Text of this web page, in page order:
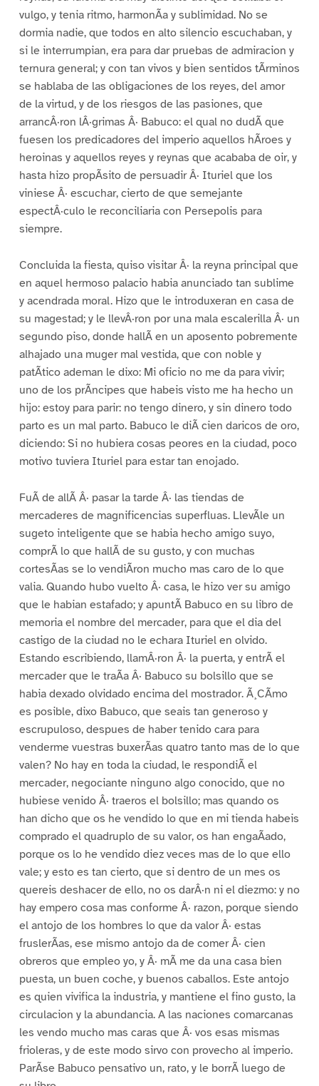
vulgo, y tenia ritmo, harmonÃa y sublimidad. No se
dormia nadie, que todos en alto silencio escuchaban, y
si le interrumpian, era para dar pruebas de admiracion y
ternura general; y con tan vivos y bien sentidos tÃrminos
se hablaba de las obligaciones de los reyes, del amor
de la virtud, y de los riesgos de las pasiones, que
arrancÂ·ron lÂ·grimas Â· Babuco: el qual no dudÃ que
fuesen los predicadores del imperio aquellos hÃroes y
heroinas y aquellos reyes y reynas que acababa de oir, y
hasta hizo propÃsito de persuadir Â· Ituriel que los
viniese Â· escuchar, cierto de que semejante
espectÂ·culo le reconciliaria con Persepolis para
siempre.
Concluida la fiesta, quiso visitar Â· la reyna principal que
en aquel hermoso palacio habia anunciado tan sublime
y acendrada moral. Hizo que le introduxeran en casa de
su magestad; y le llevÂ·ron por una mala escalerilla Â· un
segundo piso, donde hallÃ en un aposento pobremente
alhajado una muger mal vestida, que con noble y
patÃtico ademan le dixo: Mi oficio no me da para vivir;
uno de los prÃncipes que habeis visto me ha hecho un
hijo: estoy para parir: no tengo dinero, y sin dinero todo
parto es un mal parto. Babuco le diÃ cien daricos de oro,
diciendo: Si no hubiera cosas peores en la ciudad, poco
motivo tuviera Ituriel para estar tan enojado.
FuÃ de allÃ Â· pasar la tarde Â· las tiendas de
mercaderes de magnificencias superfluas. LlevÃle un
sugeto inteligente que se habia hecho amigo suyo,
comprÃ lo que hallÃ de su gusto, y con muchas
cortesÃas se lo vendiÃron mucho mas caro de lo que
valia. Quando hubo vuelto Â· casa, le hizo ver su amigo
que le habian estafado; y apuntÃ Babuco en su libro de
memoria el nombre del mercader, para que el dia del
castigo de la ciudad no le echara Ituriel en olvido.
Estando escribiendo, llamÂ·ron Â· la puerta, y entrÃ el
mercader que le traÃa Â· Babuco su bolsillo que se
habia dexado olvidado encima del mostrador. Ã¸CÃmo
es posible, dixo Babuco, que seais tan generoso y
escrupuloso, despues de haber tenido cara para
venderme vuestras buxerÃas quatro tanto mas de lo que
valen? No hay en toda la ciudad, le respondiÃ el
mercader, negociante ninguno algo conocido, que no
hubiese venido Â· traeros el bolsillo; mas quando os
han dicho que os he vendido lo que en mi tienda habeis
comprado el quadruplo de su valor, os han engaÃado,
porque os lo he vendido diez veces mas de lo que ello
vale; y esto es tan cierto, que si dentro de un mes os
quereis deshacer de ello, no os darÂ·n ni el diezmo: y no
hay empero cosa mas conforme Â· razon, porque siendo
el antojo de los hombres lo que da valor Â· estas
fruslerÃas, ese mismo antojo da de comer Â· cien
obreros que empleo yo, y Â· mÃ me da una casa bien
puesta, un buen coche, y buenos caballos. Este antojo
es quien vivifica la industria, y mantiene el fino gusto, la
circulacion y la abundancia. A las naciones comarcanas
les vendo mucho mas caras que Â· vos esas mismas
frioleras, y de este modo sirvo con provecho al imperio.
ParÃse Babuco pensativo un, rato, y le borrÃ luego de